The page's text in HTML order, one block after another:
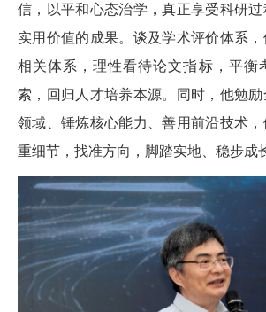
信，以平和心态治学，真正享受科研
实用价值的成果。谈及学术评价体系
相关体系，理性看待论文指标，平衡
索，回归人才培养本源。同时，他勉
领域、锤炼核心能力、善用前沿技术
重细节，找准方向，脚踏实地、稳步成